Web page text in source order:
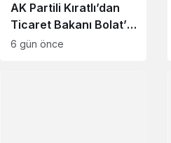
AK Partili Kıratlı’dan
Ticaret Bakanı Bolat’a
üretici talepleri
6 gün önce